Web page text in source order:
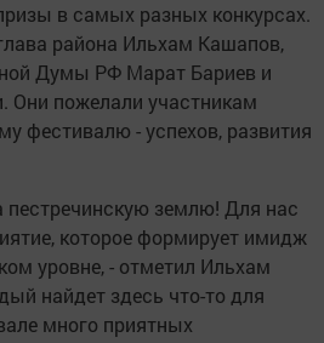
в самых разных конкурсах.
района Ильхам Кашапов,
Думы РФ Марат Бариев и
Они пожелали участникам
фестивалю - успехов, развития
пестречинскую землю! Для нас
которое формирует имидж
уровне, - отметил Ильхам
найдет здесь что-то для
много приятных